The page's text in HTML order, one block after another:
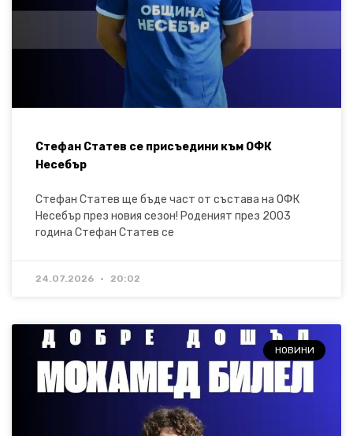
Стефан Статев се присъедини към ОФК
Несебър
Стефан Статев ще бъде част от състава на ОФК
Несебър през новия сезон! Роденият през 2003
година Стефан Статев се
24.07.2026 20:02
НОВИНИ